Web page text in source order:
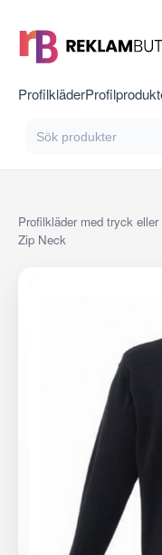
Profilkläder
Profilkläder med tryck eller
Zip Neck